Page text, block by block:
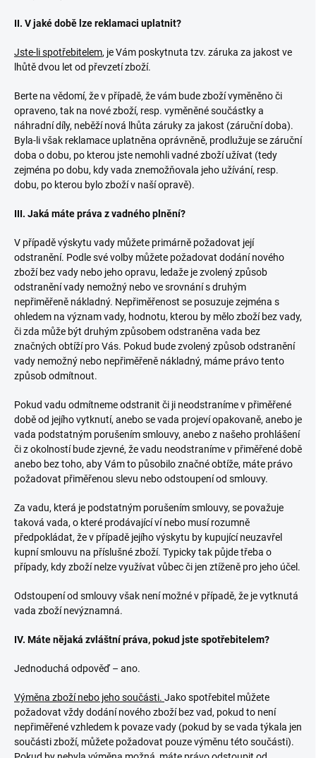
II. V jaké době lze reklamaci uplatnit?
Jste-li spotřebitelem, je Vám poskytnuta tzv. záruka za jakost ve
lhůtě dvou let od převzetí zboží.
Berte na vědomí, že v případě, že vám bude zboží vyměněno či
opraveno, tak na nové zboží, resp. vyměněné součástky a
náhradní díly, neběží nová lhůta záruky za jakost (záruční doba).
Byla-li však reklamace uplatněna oprávněně, prodlužuje se záruční
doba o dobu, po kterou jste nemohli vadné zboží užívat (tedy
zejména po dobu, kdy vada znemožňovala jeho užívání, resp.
dobu, po kterou bylo zboží v naší opravě).
III. Jaká máte práva z vadného plnění?
V případě výskytu vady můžete primárně požadovat její
odstranění. Podle své volby můžete požadovat dodání nového
zboží bez vady nebo jeho opravu, ledaže je zvolený způsob
odstranění vady nemožný nebo ve srovnání s druhým
nepřiměřeně nákladný. Nepřiměřenost se posuzuje zejména s
ohledem na význam vady, hodnotu, kterou by mělo zboží bez vady,
či zda může být druhým způsobem odstraněna vada bez
značných obtíží pro Vás. Pokud bude zvolený způsob odstranění
vady nemožný nebo nepřiměřeně nákladný, máme právo tento
způsob odmítnout.
Pokud vadu odmítneme odstranit či ji neodstraníme v přiměřené
době od jejího vytknutí, anebo se vada projeví opakovaně, anebo je
vada podstatným porušením smlouvy, anebo z našeho prohlášení
či z okolností bude zjevné, že vadu neodstraníme v přiměřené době
anebo bez toho, aby Vám to působilo značné obtíže, máte právo
požadovat přiměřenou slevu nebo odstoupení od smlouvy.
Za vadu, která je podstatným porušením smlouvy, se považuje
taková vada, o které prodávající ví nebo musí rozumně
předpokládat, že v případě jejího výskytu by kupující neuzavřel
kupní smlouvu na příslušné zboží. Typicky tak půjde třeba o
případy, kdy zboží nelze využívat vůbec či jen ztíženě pro jeho účel.
Odstoupení od smlouvy však není možné v případě, že je vytknutá
vada zboží nevýznamná.
IV. Máte nějaká zvláštní práva, pokud jste spotřebitelem?
Jednoduchá odpověď – ano.
Výměna zboží nebo jeho součásti. Jako spotřebitel můžete
požadovat vždy dodání nového zboží bez vad, pokud to není
nepřiměřené vzhledem k povaze vady (pokud by se vada týkala jen
součásti zboží, můžete požadovat pouze výměnu této součásti).